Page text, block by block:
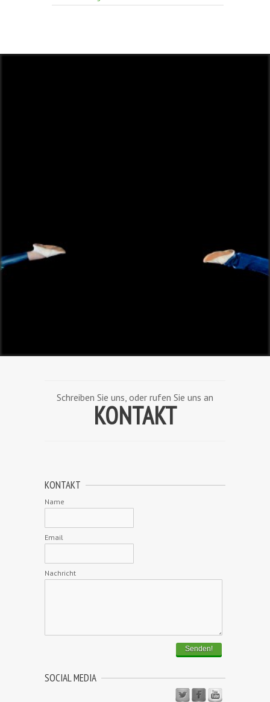
Schreiben Sie uns, oder rufen Sie uns an
KONTAKT
KONTAKT
Name
Email
Nachricht
Senden!
SOCIAL MEDIA